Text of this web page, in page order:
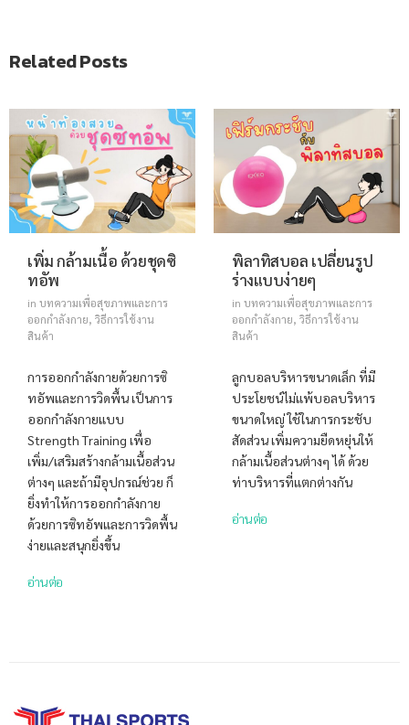
Related Posts
เพิ่ม กล้ามเนื้อ ด้วยชุดซิ
ทอัพ
in บทความเพื่อสุขภาพและการ
ออกกำลังกาย, วิธีการใช้งาน
สินค้า
การออกกำลังกายด้วยการซิ
ทอัพและการวิดพื้น เป็นการ
ออกกำลังกายแบบ
Strength Training เพื่อ
เพิ่ม/เสริมสร้างกล้ามเนื้อส่วน
ต่างๆ และถ้ามีอุปกรณ์ช่วย ก็
ยิ่งทำให้การออกกำลังกาย
ด้วยการซิทอัพและการวิดพื้น
ง่ายและสนุกยิ่งขึ้น
อ่านต่อ
พิลาทิสบอล เปลี่ยนรูป
ร่างแบบง่ายๆ
in บทความเพื่อสุขภาพและการ
ออกกำลังกาย, วิธีการใช้งาน
สินค้า
ลูกบอลบริหารขนาดเล็ก ที่มี
ประโยชน์ไม่แพ้บอลบริหาร
ขนาดใหญ่ ใช้ในการกระชับ
สัดส่วน เพิ่มความยืดหยุ่นให้
กล้ามเนื้อส่วนต่างๆ ได้ ด้วย
ท่าบริหารที่แตกต่างกัน
อ่านต่อ